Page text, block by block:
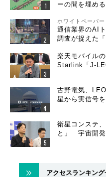
ーの間を埋め
ホワイトペーパー
通信業界のAI
調査が捉えた「
楽天モバイル
Starlink「J-
古野電気、
星から実信号
衛星コンステ
と」 宇宙開発
アクセスランキング